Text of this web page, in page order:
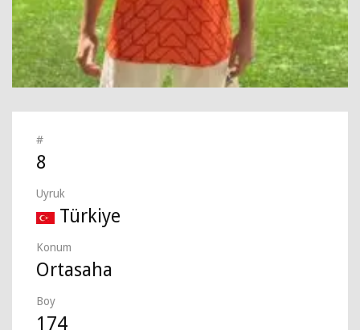
#
8
Uyruk
Türkiye
Konum
Ortasaha
Boy
174